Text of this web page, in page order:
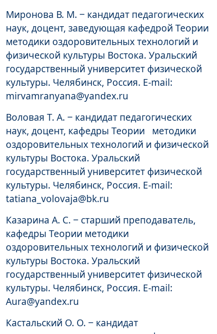
Миронова В. М. ‒ кандидат педагогических
наук, доцент, заведующая кафедрой Теории
методики оздоровительных технологий и
физической культуры Востока. Уральский
государственный университет физической
культуры. Челябинск, Россия. E-mail:
mirvamranyana@yandex.ru
Воловая Т. А. ‒ кандидат педагогических
наук, доцент, кафедры Теории методики
оздоровительных технологий и физической
культуры Востока. Уральский
государственный университет физической
культуры. Челябинск, Россия. E-mail:
tatiana_volovaja@bk.ru
Казарина А. С. ‒ старший преподаватель,
кафедры Теории методики
оздоровительных технологий и физической
культуры Востока. Уральский
государственный университет физической
культуры. Челябинск, Россия. E-mail:
Aura@yandex.ru
Кастальский О. О. ‒ кандидат